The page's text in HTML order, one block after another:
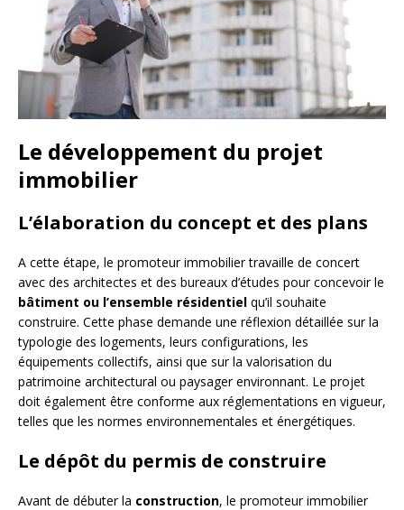
Le développement du projet
immobilier
L’élaboration du concept et des plans
A cette étape, le promoteur immobilier travaille de concert
avec des architectes et des bureaux d’études pour concevoir le
bâtiment ou l’ensemble résidentiel qu’il souhaite
construire. Cette phase demande une réflexion détaillée sur la
typologie des logements, leurs configurations, les
équipements collectifs, ainsi que sur la valorisation du
patrimoine architectural ou paysager environnant. Le projet
doit également être conforme aux réglementations en vigueur,
telles que les normes environnementales et énergétiques.
Le dépôt du permis de construire
Avant de débuter la construction, le promoteur immobilier